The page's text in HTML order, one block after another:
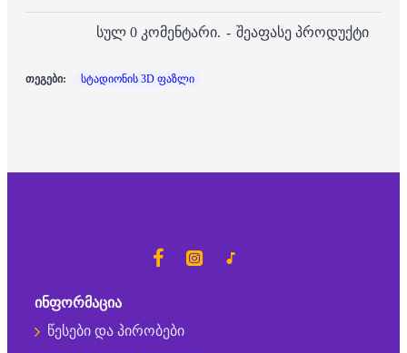
სულ 0 კომენტარი. - შეაფასე პროდუქტი
თეგები: სტადიონის 3D ფაზლი
ᲘᲜᲤᲝᲠᲛᲐᲪᲘᲐ
წესები და პირობები